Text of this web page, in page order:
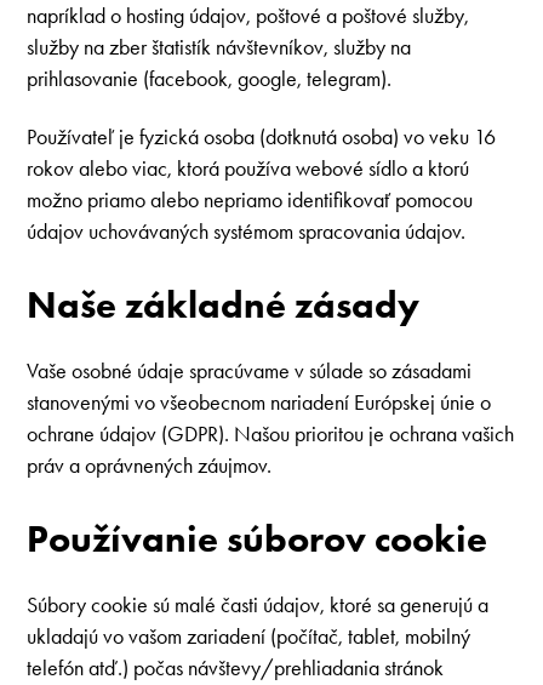
napríklad o hosting údajov, poštové a poštové služby,
služby na zber štatistík návštevníkov, služby na
prihlasovanie (facebook, google, telegram).
Používateľ je fyzická osoba (dotknutá osoba) vo veku 16
rokov alebo viac, ktorá používa webové sídlo a ktorú
možno priamo alebo nepriamo identifikovať pomocou
údajov uchovávaných systémom spracovania údajov.
Naše základné zásady
Vaše osobné údaje spracúvame v súlade so zásadami
stanovenými vo všeobecnom nariadení Európskej únie o
ochrane údajov (GDPR). Našou prioritou je ochrana vašich
práv a oprávnených záujmov.
Používanie súborov cookie
Súbory cookie sú malé časti údajov, ktoré sa generujú a
ukladajú vo vašom zariadení (počítač, tablet, mobilný
telefón atď.) počas návštevy/prehliadania stránok